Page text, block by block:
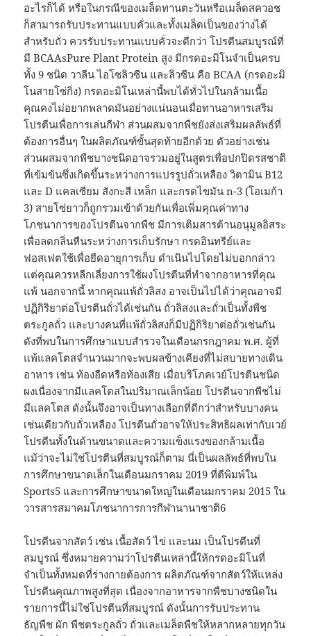
อะไรก็ได้ หรือในกรณีของเมล็ดทานตะวันหรือเมล็ดสควอช
ก็สามารถรับประทานแบบคั่วและทั้งเมล็ดเป็นของว่างได้
สำหรับถั่ว ควรรับประทานแบบคั่วจะดีกว่า โปรตีนสมบูรณ์ที่
มี BCAAsPure Plant Protein สูง มีกรดอะมิโนจำเป็นครบ
ทั้ง 9 ชนิด วาลีน ไอโซลิวซีน และลิวซีน คือ BCAA (กรดอะมิ
โนสายโซ่กิ่ง) กรดอะมิโนเหล่านี้พบได้ทั่วไปในกล้ามเนื้อ
คุณคงไม่อยากพลาดมันอย่างแน่นอนเมื่อทานอาหารเสริม
โปรตีนเพื่อการเล่นกีฬา ส่วนผสมจากพืชยังส่งเสริมผลลัพธ์ที่
ต้องการอื่นๆ ในผลิตภัณฑ์ขั้นสุดท้ายอีกด้วย ตัวอย่างเช่น
ส่วนผสมจากพืชบางชนิดอาจรวมอยู่ในสูตรเพื่อปกปิดรสชาติ
ที่เข้มข้นซึ่งเกิดขึ้นระหว่างการแปรรูปถั่วเหลือง วิตามิน B12
และ D แคลเซียม สังกะสี เหล็ก และกรดไขมัน n-3 (โอเมก้า
3) สายโซ่ยาวก็ถูกรวมเข้าด้วยกันเพื่อเพิ่มคุณค่าทาง
โภชนาการของโปรตีนจากพืช มีการเติมสารต้านอนุมูลอิสระ
เพื่อลดกลิ่นหืนระหว่างการเก็บรักษา กรดอินทรีย์และ
ฟอสเฟตใช้เพื่อยืดอายุการเก็บ ดำเนินไปโดยไม่บอกกล่าว
แต่คุณควรหลีกเลี่ยงการใช้ผงโปรตีนที่ทำจากอาหารที่คุณ
แพ้ นอกจากนี้ หากคุณแพ้ถั่วลิสง อาจเป็นไปได้ว่าคุณอาจมี
ปฏิกิริยาต่อโปรตีนถั่วได้เช่นกัน ถั่วลิสงและถั่วเป็นทั้งพืช
ตระกูลถั่ว และบางคนที่แพ้ถั่วลิสงก็มีปฏิกิริยาต่อถั่วเช่นกัน
ดังที่พบในการศึกษาแบบสำรวจในเดือนกรกฎาคม พ.ศ. ผู้ที่
แพ้แลคโตสจำนวนมากจะพบผลข้างเคียงที่ไม่สบายทางเดิน
อาหาร เช่น ท้องอืดหรือท้องเสีย เมื่อบริโภคเวย์โปรตีนชนิด
ผงเนื่องจากมีแลคโตสในปริมาณเล็กน้อย โปรตีนจากพืชไม่
มีแลคโตส ดังนั้นจึงอาจเป็นทางเลือกที่ดีกว่าสำหรับบางคน
เช่นเดียวกับถั่วเหลือง โปรตีนถั่วอาจให้ประสิทธิผลเท่ากับเวย์
โปรตีนทั้งในด้านขนาดและความแข็งแรงของกล้ามเนื้อ
แม้ว่าจะไม่ใช่โปรตีนที่สมบูรณ์ก็ตาม นี่เป็นผลลัพธ์ที่พบใน
การศึกษาขนาดเล็กในเดือนมกราคม 2019 ที่ตีพิมพ์ใน
Sports5 และการศึกษาขนาดใหญ่ในเดือนมกราคม 2015 ใน
วารสารสมาคมโภชนาการการกีฬานานาชาติ6
โปรตีนจากสัตว์ เช่น เนื้อสัตว์ ไข่ และนม เป็นโปรตีนที่
สมบูรณ์ ซึ่งหมายความว่าโปรตีนเหล่านี้ให้กรดอะมิโนที่
จำเป็นทั้งหมดที่ร่างกายต้องการ ผลิตภัณฑ์จากสัตว์ให้แหล่ง
โปรตีนคุณภาพสูงที่สุด เนื่องจากอาหารจากพืชบางชนิดใน
รายการนี้ไม่ใช่โปรตีนที่สมบูรณ์ ดังนั้นการรับประทาน
ธัญพืช ผัก พืชตระกูลถั่ว ถั่วและเมล็ดพืชให้หลากหลายทุกวัน